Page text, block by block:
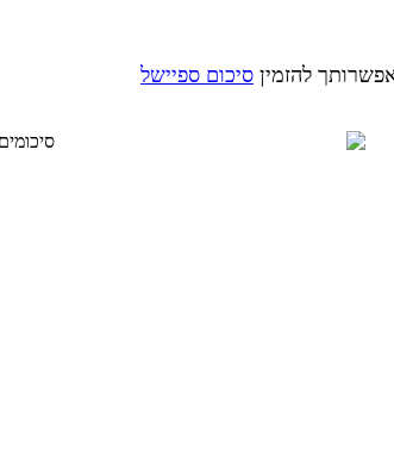
להזמין סיכום ספיישל